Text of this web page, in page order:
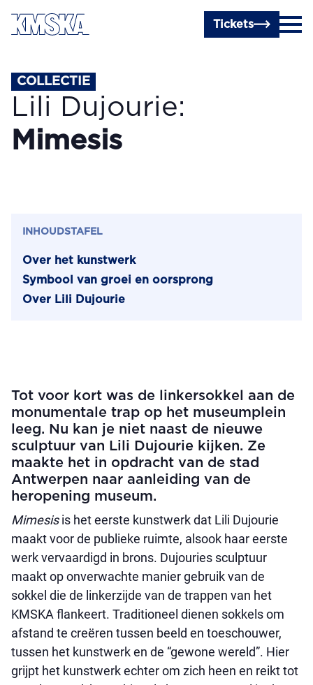
Ga naar hoofdinhoud
Tickets
COLLECTIE
Lili Dujourie:
Mimesis
INHOUDSTAFEL
Over het kunstwerk
Symbool van groei en oorsprong
Over Lili Dujourie
Tot voor kort was de linkersokkel aan de
monumentale trap op het museumplein
leeg. Nu kan je niet naast de nieuwe
sculptuur van Lili Dujourie kijken. Ze
maakte het in opdracht van de stad
Antwerpen naar aanleiding van de
heropening museum.
Mimesisis het eerste kunstwerk dat Lili Dujourie
maakt voor de publieke ruimte, alsook haar eerste
werk vervaardigd in brons. Dujouries sculptuur
maakt op onverwachte manier gebruik van de
sokkel die de linkerzijde van de trappen van het
KMSKA flankeert. Traditioneel dienen sokkels om
afstand te creëren tussen beeld en toeschouwer,
tussen het kunstwerk en de “gewone wereld”. Hier
grijpt het kunstwerk echter om zich heen en reikt tot